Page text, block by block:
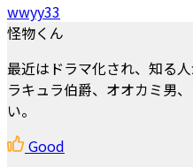
wwyy33
怪物くん
最近はドラマ化され、知る
ラキュラ伯爵、オオカミ男
い。
Good